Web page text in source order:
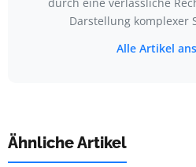
Darstellung komplexer
Alle Artikel
Ähnliche Artikel